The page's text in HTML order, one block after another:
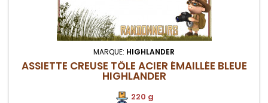
MARQUE: HIGHLANDER
ASSIETTE CREUSE TÔLE ACIER ÉMAILLÉE BLEUE
HIGHLANDER
220 g